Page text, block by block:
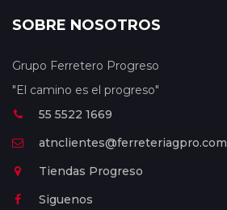
SOBRE NOSOTROS
Grupo Ferretero Progreso
"El camino es el progreso"
55 5522 1669
atnclientes@ferreteriagpro.com
Tiendas Progreso
Siguenos